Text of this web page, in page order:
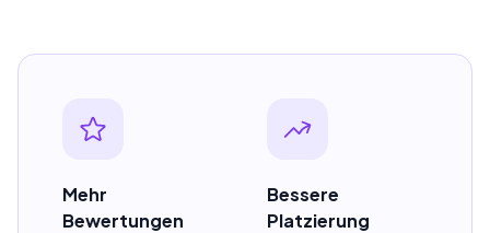
Mehr
Bewertungen
Bessere
Platzierung